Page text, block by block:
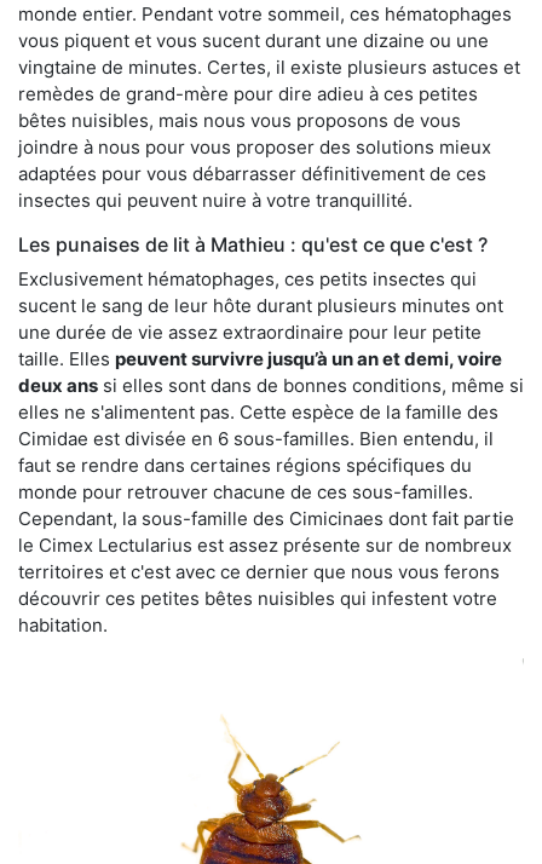
monde entier. Pendant votre sommeil, ces hématophages
vous piquent et vous sucent durant une dizaine ou une
vingtaine de minutes. Certes, il existe plusieurs astuces et
remèdes de grand-mère pour dire adieu à ces petites
bêtes nuisibles, mais nous vous proposons de vous
joindre à nous pour vous proposer des solutions mieux
adaptées pour vous débarrasser définitivement de ces
insectes qui peuvent nuire à votre tranquillité.
Les punaises de lit à Mathieu : qu'est ce que c'est ?
Exclusivement hématophages, ces petits insectes qui
sucent le sang de leur hôte durant plusieurs minutes ont
une durée de vie assez extraordinaire pour leur petite
taille. Elles peuvent survivre jusqu’à un an et demi, voire
deux ans si elles sont dans de bonnes conditions, même si
elles ne s'alimentent pas. Cette espèce de la famille des
Cimidae est divisée en 6 sous-familles. Bien entendu, il
faut se rendre dans certaines régions spécifiques du
monde pour retrouver chacune de ces sous-familles.
Cependant, la sous-famille des Cimicinaes dont fait partie
le Cimex Lectularius est assez présente sur de nombreux
territoires et c'est avec ce dernier que nous vous ferons
découvrir ces petites bêtes nuisibles qui infestent votre
habitation.